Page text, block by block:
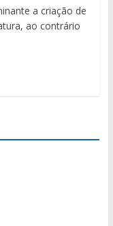
a criação de
ao contrário